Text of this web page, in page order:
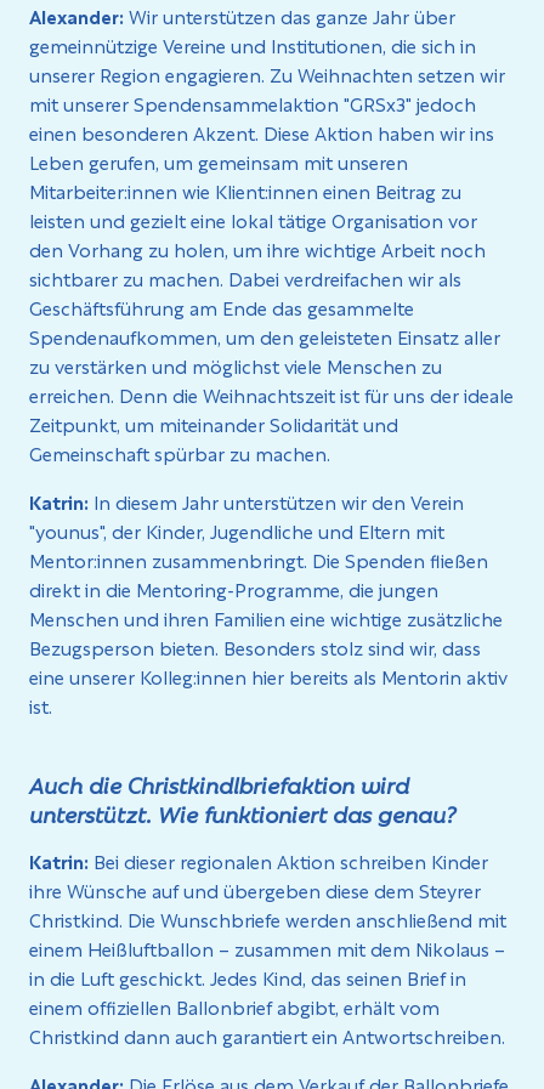
Alexander: Wir unterstützen das ganze Jahr über
gemeinnützige Vereine und Institutionen, die sich in
unserer Region engagieren. Zu Weihnachten setzen wir
mit unserer Spendensammelaktion "GRSx3" jedoch
einen besonderen Akzent. Diese Aktion haben wir ins
Leben gerufen, um gemeinsam mit unseren
Mitarbeiter:innen wie Klient:innen einen Beitrag zu
leisten und gezielt eine lokal tätige Organisation vor
den Vorhang zu holen, um ihre wichtige Arbeit noch
sichtbarer zu machen. Dabei verdreifachen wir als
Geschäftsführung am Ende das gesammelte
Spendenaufkommen, um den geleisteten Einsatz aller
zu verstärken und möglichst viele Menschen zu
erreichen. Denn die Weihnachtszeit ist für uns der ideale
Zeitpunkt, um miteinander Solidarität und
Gemeinschaft spürbar zu machen.
Katrin: In diesem Jahr unterstützen wir den Verein
"younus", der Kinder, Jugendliche und Eltern mit
Mentor:innen zusammenbringt. Die Spenden fließen
direkt in die Mentoring-Programme, die jungen
Menschen und ihren Familien eine wichtige zusätzliche
Bezugsperson bieten. Besonders stolz sind wir, dass
eine unserer Kolleg:innen hier bereits als Mentorin aktiv
ist.
Auch die Christkindlbriefaktion wird
unterstützt. Wie funktioniert das genau?
Katrin: Bei dieser regionalen Aktion schreiben Kinder
ihre Wünsche auf und übergeben diese dem Steyrer
Christkind. Die Wunschbriefe werden anschließend mit
einem Heißluftballon – zusammen mit dem Nikolaus –
in die Luft geschickt. Jedes Kind, das seinen Brief in
einem offiziellen Ballonbrief abgibt, erhält vom
Christkind dann auch garantiert ein Antwortschreiben.